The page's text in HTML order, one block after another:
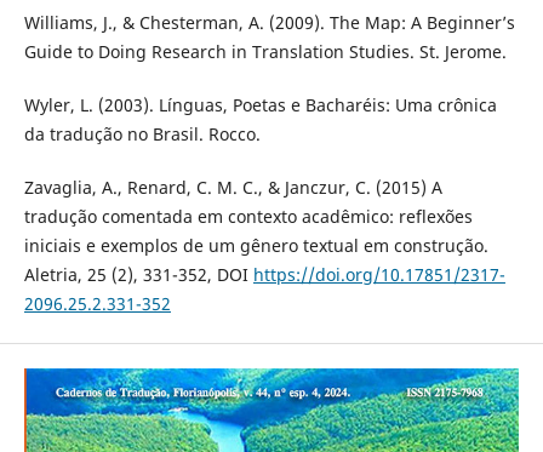
Williams, J., & Chesterman, A. (2009). The Map: A Beginner’s
Guide to Doing Research in Translation Studies. St. Jerome.
Wyler, L. (2003). Línguas, Poetas e Bacharéis: Uma crônica
da tradução no Brasil. Rocco.
Zavaglia, A., Renard, C. M. C., & Janczur, C. (2015) A
tradução comentada em contexto acadêmico: reflexões
iniciais e exemplos de um gênero textual em construção.
Aletria, 25 (2), 331-352, DOI https://doi.org/10.17851/2317-
2096.25.2.331-352